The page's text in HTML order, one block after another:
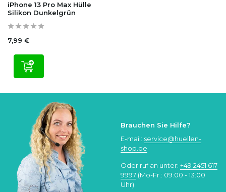
iPhone 13 Pro Max Hülle
Silikon Dunkelgrün
7,99 €
Brauchen Sie Hilfe?
E-mail: service@huellen-
shop.de
Oder ruf an unter: +49 2451 617
9997 (Mo-Fr.: 09:00 - 13:00
Uhr)